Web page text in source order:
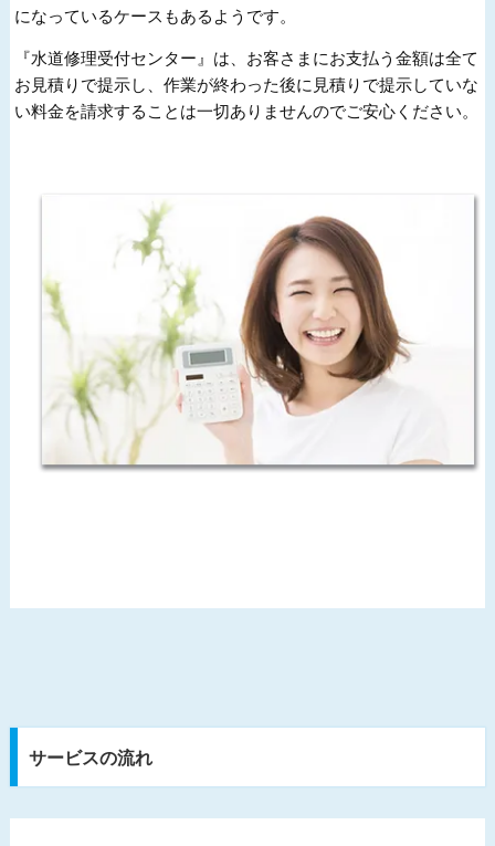
になっているケースもあるようです。
『水道修理受付センター』は、お客さまにお支払う金額は全て
お見積りで提示し、作業が終わった後に見積りで提示していな
い料金を請求することは一切ありませんのでご安心ください。
サービスの流れ